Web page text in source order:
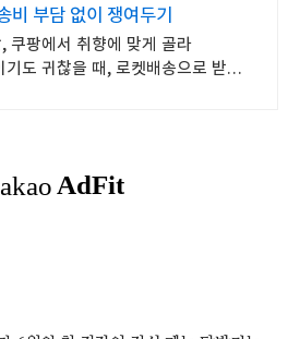
비 부담 없이 쟁여두기
쿠팡에서 취향에 맞게 골라
기도 귀찮을 때, 로켓배송으로 받은